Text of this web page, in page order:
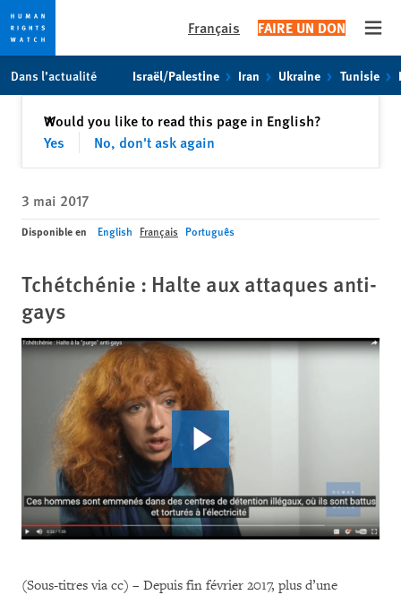
toto
content
Français FAIRE UN DON
Dans l’actualité Israël/Palestine Iran Ukraine Tunisie
Would you like to read this page in English?
Yes
No, don't ask again
✕Fermer
3 mai 2017
Disponible en English Français Português
Tchétchénie : Halte aux attaques anti-
gays
(Sous-titres via cc) – Depuis fin février 2017, plus d’une